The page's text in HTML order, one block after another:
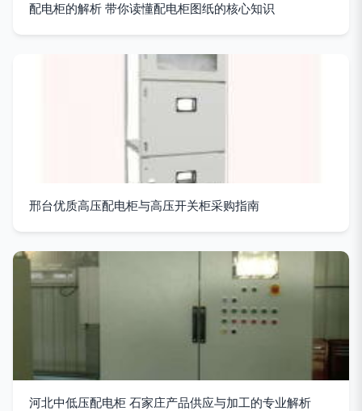
配电柜的解析 带你读懂配电柜图纸的核心知识
邢台优质高压配电柜与高压开关柜采购指南
河北中低压配电柜 石家庄产品供应与加工的专业解析